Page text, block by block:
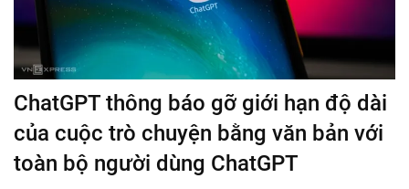
ChatGPT thông báo gỡ giới hạn độ dài
của cuộc trò chuyện bằng văn bản với
toàn bộ người dùng ChatGPT